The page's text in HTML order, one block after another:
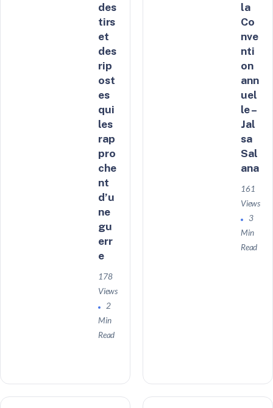
des
tirs
et
des
rip
ost
es
qui
les
rap
pro
che
nt
d’u
ne
gu
err
e
178
Views
2
Min
Read
la
Co
nve
nti
on
ann
uel
le –
Jal
sa
Sal
ana
161
Views
3
Min
Read